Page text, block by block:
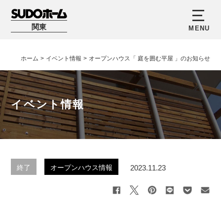
関東
ホーム > イベント情報 > オープンハウス「 庭を囲む平屋 」のお知らせ
イベント情報
終了 オープンハウス情報 2023.11.23